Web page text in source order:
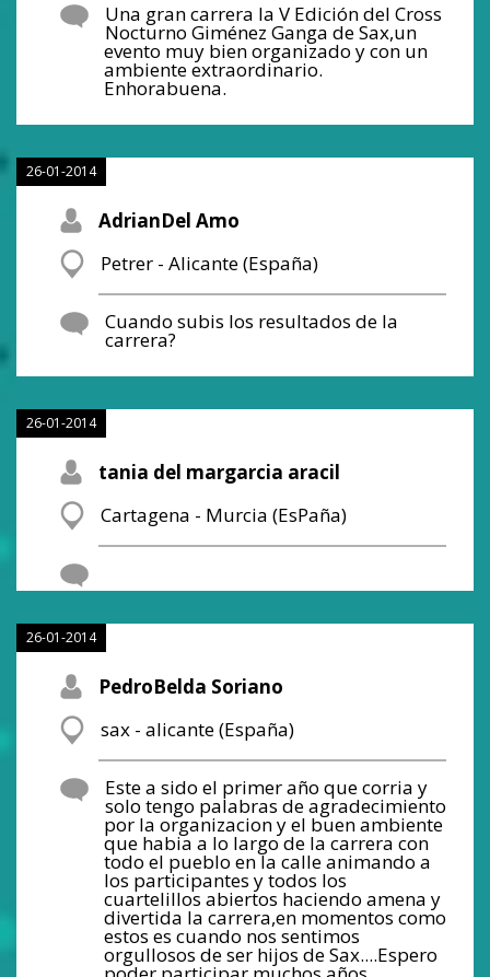
Una gran carrera la V Edición del Cross
Nocturno Giménez Ganga de Sax,un
evento muy bien organizado y con un
ambiente extraordinario.
Enhorabuena.
26-01-2014
AdrianDel Amo
Petrer - Alicante (España)
Cuando subis los resultados de la
carrera?
26-01-2014
tania del margarcia aracil
Cartagena - Murcia (EsPaña)
26-01-2014
PedroBelda Soriano
sax - alicante (España)
Este a sido el primer año que corria y
solo tengo palabras de agradecimiento
por la organizacion y el buen ambiente
que habia a lo largo de la carrera con
todo el pueblo en la calle animando a
los participantes y todos los
cuartelillos abiertos haciendo amena y
divertida la carrera,en momentos como
estos es cuando nos sentimos
orgullosos de ser hijos de Sax....Espero